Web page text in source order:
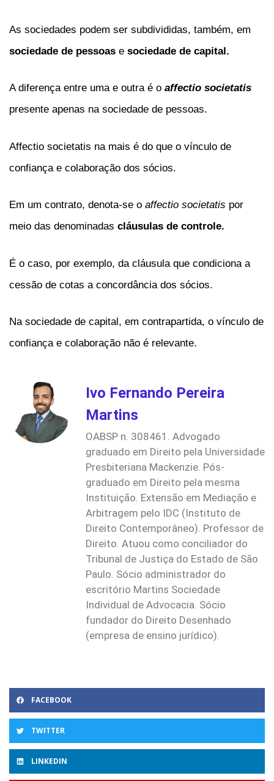
As sociedades podem ser subdivididas, também, em
sociedade de pessoas e sociedade de capital.
A diferença entre uma e outra é o affectio societatis
presente apenas na sociedade de pessoas.
Affectio societatis na mais é do que o vínculo de
confiança e colaboração dos sócios.
Em um contrato, denota-se o affectio societatis por
meio das denominadas cláusulas de controle.
É o caso, por exemplo, da cláusula que condiciona a
cessão de cotas a concordância dos sócios.
Na sociedade de capital, em contrapartida, o vínculo de
confiança e colaboração não é relevante.
Ivo Fernando Pereira
Martins
OABSP n. 308461. Advogado
graduado em Direito pela Universidade
Presbiteriana Mackenzie. Pós-
graduado em Direito pela mesma
Instituição. Extensão em Mediação e
Arbitragem pelo IDC (Instituto de
Direito Contemporâneo). Professor de
Direito. Atuou como conciliador do
Tribunal de Justiça do Estado de São
Paulo. Sócio administrador do
escritório Martins Sociedade
Individual de Advocacia. Sócio
fundador do Direito Desenhado
(empresa de ensino jurídico).
FACEBOOK
TWITTER
LINKEDIN